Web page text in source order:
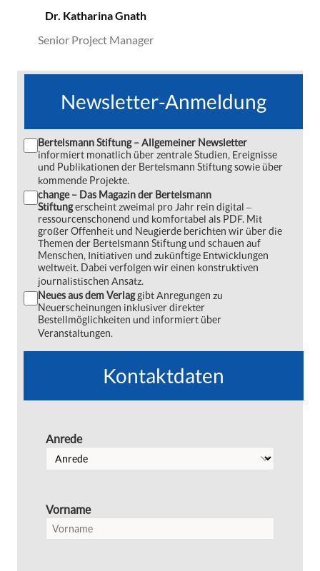
Dr. Katharina Gnath
Senior Project Manager
Newsletter-Anmeldung
Bertelsmann Stiftung – Allgemeiner Newsletter
informiert monatlich über zentrale Studien, Ereignisse
und Publikationen der Bertelsmann Stiftung sowie über
kommende Projekte.
change – Das Magazin der Bertelsmann
Stiftungerscheint zweimal pro Jahr rein digital ‒
ressourcenschonend und komfortabel als PDF. Mit
großer Offenheit und Neugierde berichten wir über die
Themen der Bertelsmann Stiftung und schauen auf
Menschen, Initiativen und zukünftige Entwicklungen
weltweit. Dabei verfolgen wir einen konstruktiven
journalistischen Ansatz.
Neues aus dem Verlaggibt Anregungen zu
Neuerscheinungen inklusiver direkter
Bestellmöglichkeiten und informiert über
Veranstaltungen.
Kontaktdaten
Anrede
Vorname